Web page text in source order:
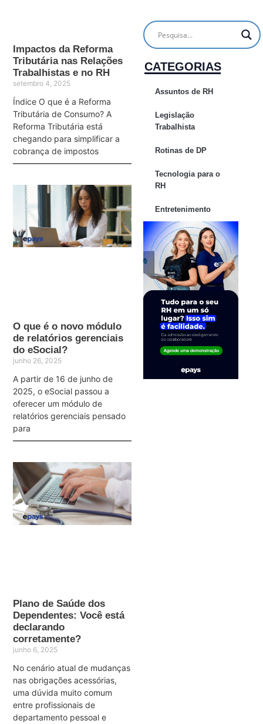
Impactos da Reforma
Tributária nas Relações
Trabalhistas e no RH
setembro 4, 2025
Índice O que é a Reforma
Tributária de Consumo? A
Reforma Tributária está
chegando para simplificar a
cobrança de impostos
O que é o novo módulo
de relatórios gerenciais
do eSocial?
junho 26, 2025
A partir de 16 de junho de
2025, o eSocial passou a
oferecer um módulo de
relatórios gerenciais pensado
para
Plano de Saúde dos
Dependentes: Você está
declarando
corretamente?
junho 6, 2025
No cenário atual de mudanças
nas obrigações acessórias,
uma dúvida muito comum
entre profissionais de
departamento pessoal e
CATEGORIAS
Assuntos de RH
Legislação
Trabalhista
Rotinas de DP
Tecnologia para o
RH
Entretenimento